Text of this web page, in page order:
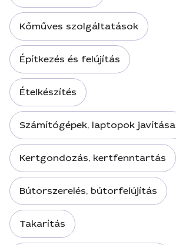
Kőműves szolgáltatások
Építkezés és felújítás
Ételkészítés
Számítógépek, laptopok javítása
Kertgondozás, kertfenntartás
Bútorszerelés, bútorfelújítás
Takarítás